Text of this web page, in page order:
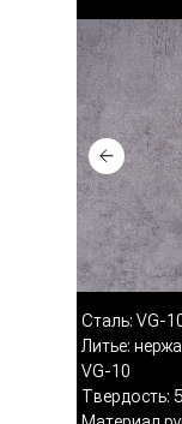
Сталь: VG-
Литье:
VG-10
Твердость: